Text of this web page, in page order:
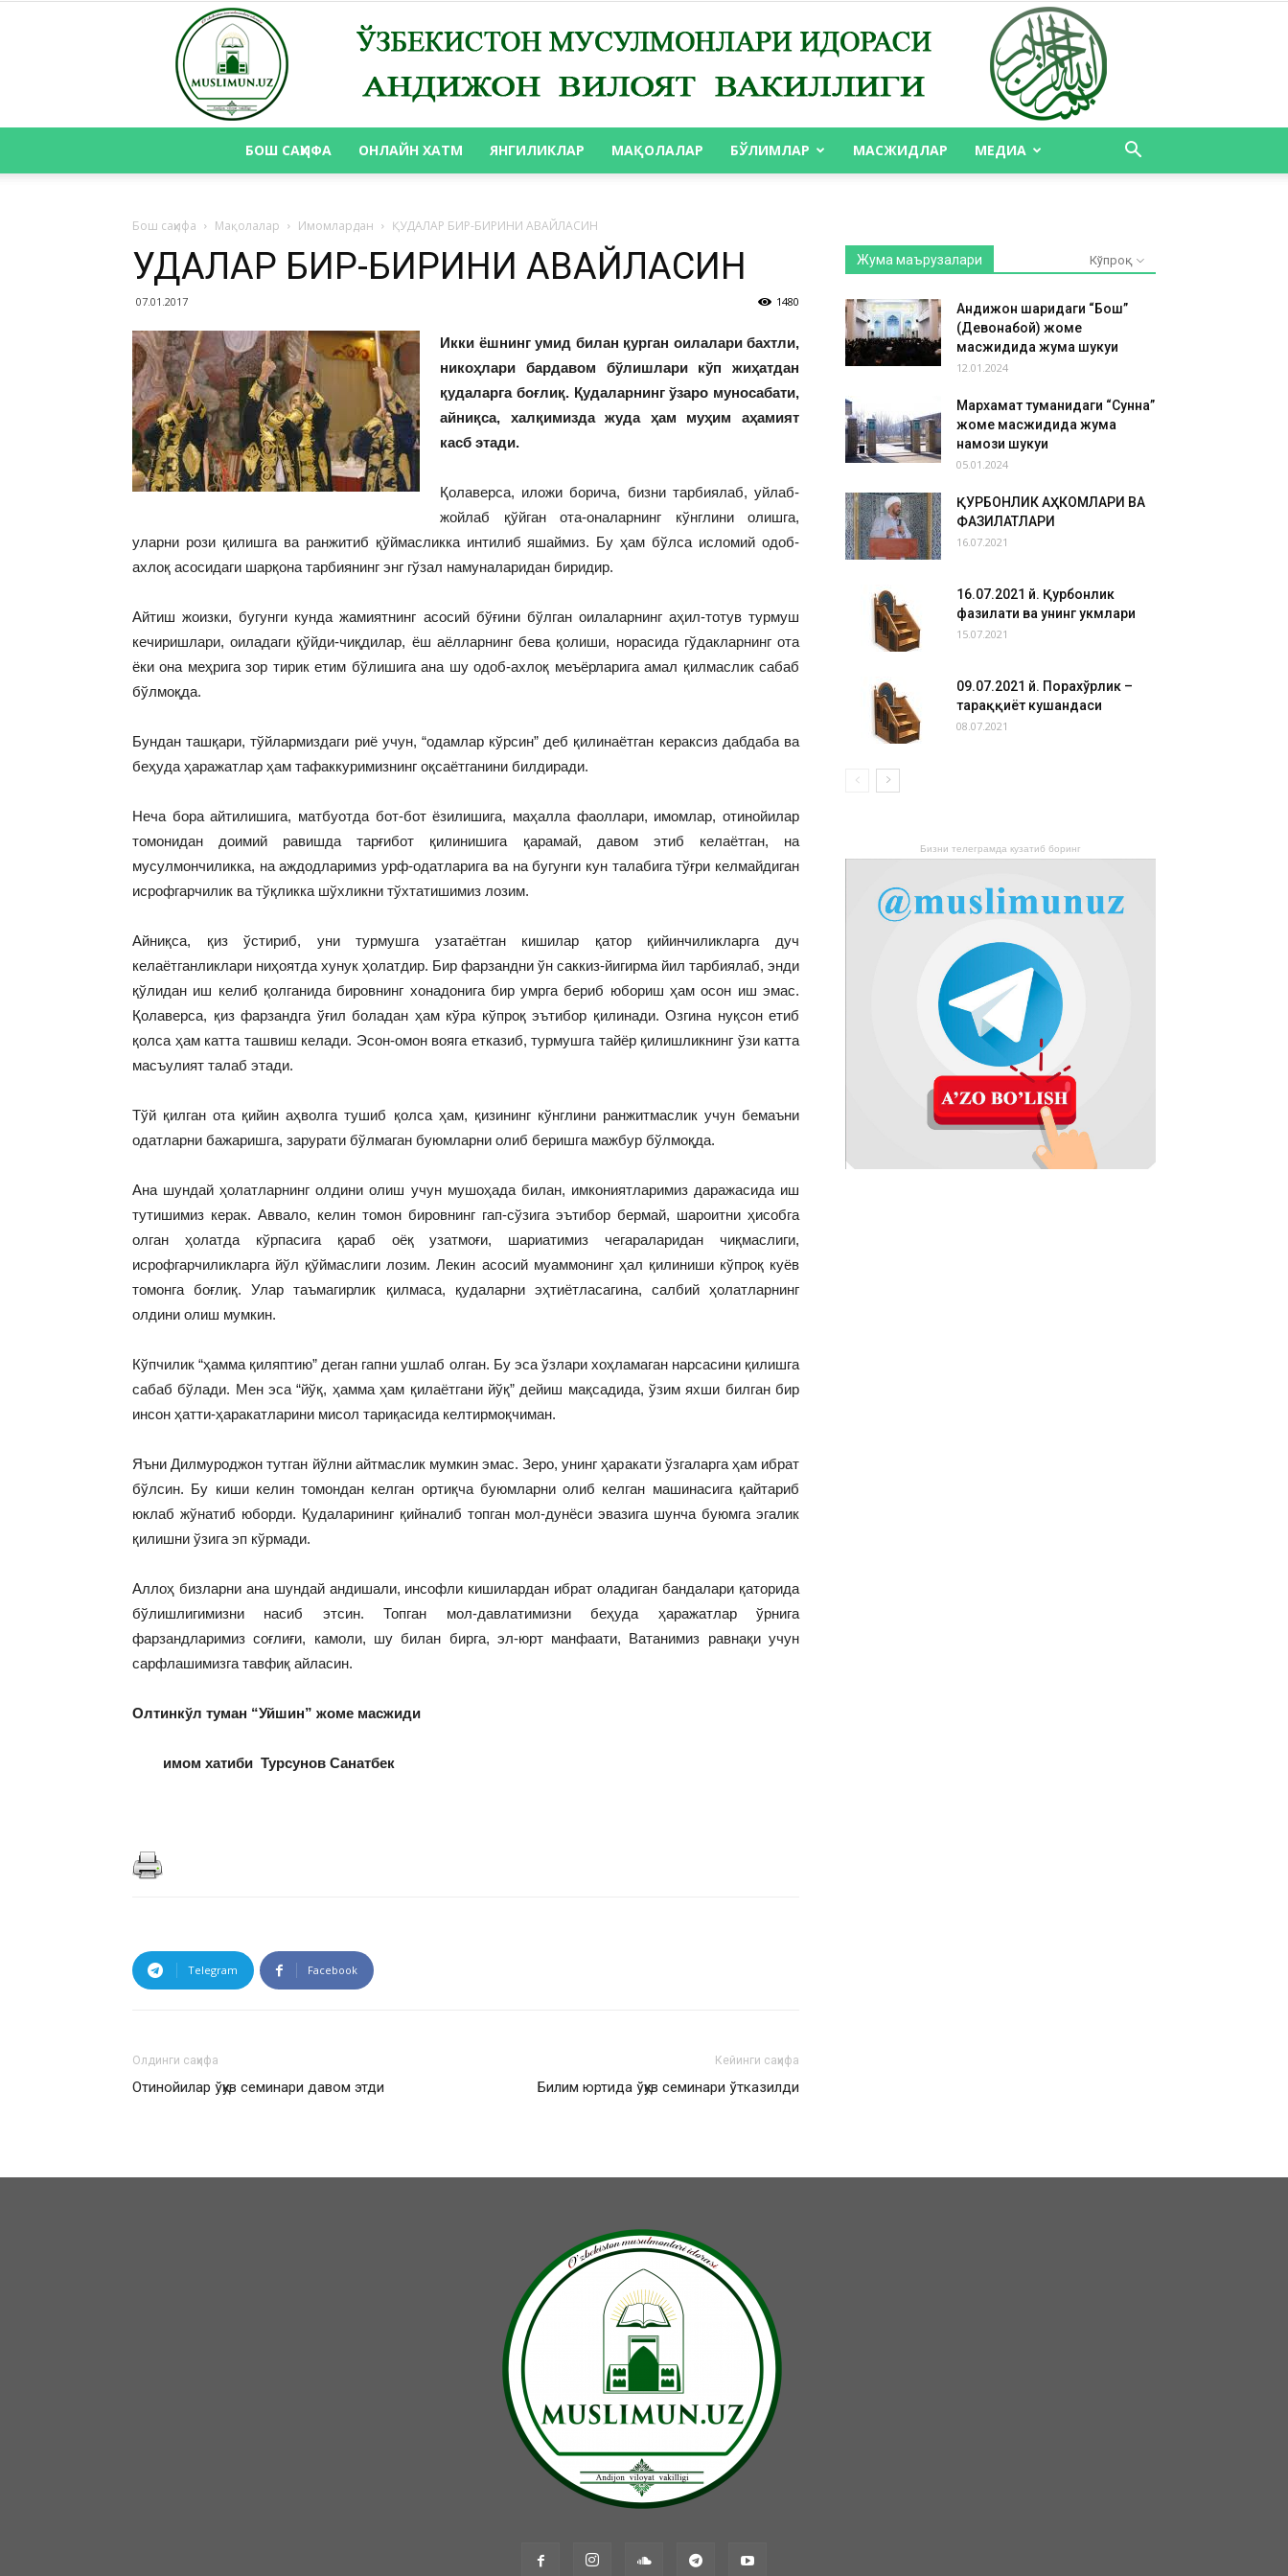
БОШ САҲИФА ОНЛАЙН ХАТМ ЯНГИЛИКЛАР МАҚОЛАЛАР БЎЛИМЛАР МАСЖИДЛАР МЕДИА
Бош саҳифа Мақолалар Имомлардан ҚУДАЛАР БИР-БИРИНИ АВАЙЛАСИН
ҚУДАЛАР БИР-БИРИНИ АВАЙЛАСИН
07.01.2017 1480
Икки ёшнинг умид билан қурган оилалари бахтли,
никоҳлари бардавом бўлишлари кўп жиҳатдан
қудаларга боғлиқ. Қудаларнинг ўзаро муносабати,
айниқса, халқимизда жуда ҳам муҳим аҳамият
касб этади.
Қолаверса, иложи борича, бизни тарбиялаб, уйлаб-
жойлаб қўйган ота-оналарнинг кўнглини олишга,
уларни рози қилишга ва ранжитиб қўймасликка интилиб яшаймиз. Бу ҳам бўлса исломий одоб-
ахлоқ асосидаги шарқона тарбиянинг энг гўзал намуналаридан биридир.
Айтиш жоизки, бугунги кунда жамиятнинг асосий бўғини бўлган оилаларнинг аҳил-тотув турмуш
кечиришлари, оиладаги қўйди-чиқдилар, ёш аёлларнинг бева қолиши, норасида гўдакларнинг ота
ёки она меҳрига зор тирик етим бўлишига ана шу одоб-ахлоқ меъёрларига амал қилмаслик сабаб
бўлмоқда.
Бундан ташқари, тўйлармиздаги риё учун, “одамлар кўрсин” деб қилинаётган кераксиз дабдаба ва
беҳуда ҳаражатлар ҳам тафаккуримизнинг оқсаётганини билдиради.
Неча бора айтилишига, матбуотда бот-бот ёзилишига, маҳалла фаоллари, имомлар, отинойилар
томонидан доимий равишда тарғибот қилинишига қарамай, давом этиб келаётган, на
мусулмончиликка, на аждодларимиз урф-одатларига ва на бугунги кун талабига тўғри келмайдиган
исрофгарчилик ва тўқликка шўхликни тўхтатишимиз лозим.
Айниқса, қиз ўстириб, уни турмушга узатаётган кишилар қатор қийинчиликларга дуч
келаётганликлари ниҳоятда хунук ҳолатдир. Бир фарзандни ўн саккиз-йигирма йил тарбиялаб, энди
қўлидан иш келиб қолганида бировнинг хонадонига бир умрга бериб юбориш ҳам осон иш эмас.
Қолаверса, қиз фарзандга ўғил боладан ҳам кўра кўпроқ эътибор қилинади. Озгина нуқсон етиб
қолса ҳам катта ташвиш келади. Эсон-омон вояга етказиб, турмушга тайёр қилишликнинг ўзи катта
масъулият талаб эта­ди.
Тўй қилган ота қийин аҳволга тушиб қолса ҳам, қизининг кўнглини ранжитмаслик учун бемаъни
одатларни бажаришга, зарурати бўлмаган буюмларни олиб беришга мажбур бўлмоқда.
Ана шундай ҳолатларнинг олдини олиш учун мушоҳада билан, имкониятларимиз даражасида иш
тутишимиз керак. Аввало, келин томон бировнинг гап-сўзига эътибор бермай, шароитни ҳисобга
олган ҳолатда кўрпасига қараб оёқ узатмоғи, шариатимиз чегараларидан чиқмаслиги,
исрофгарчиликларга йўл қўймаслиги лозим. Лекин асосий муаммонинг ҳал қилиниши кўпроқ куёв
томонга боғлиқ. Улар таъмагирлик қилмаса, қудаларни эҳтиётласагина, салбий ҳолатларнинг
олдини олиш мумкин.
Кўпчилик “ҳамма қиляптию” деган гапни ушлаб олган. Бу эса ўзлари хоҳламаган нарсасини қилишга
сабаб бўлади. Мен эса “йўқ, ҳамма ҳам қилаётгани йўқ” дейиш мақсадида, ўзим яхши билган бир
инсон ҳатти-ҳаракатларини мисол тариқасида келтирмоқчиман.
Яъни Дилмуроджон тутган йўлни айтмаслик мумкин эмас. Зеро, унинг ҳаракати ўзгаларга ҳам ибрат
бўлсин. Бу киши келин томондан келган ортиқча буюмларни олиб келган машинасига қайтариб
юклаб жўнатиб юборди. Қудаларининг қийналиб топган мол-дунёси эвазига шунча буюмга эгалик
қилишни ўзига эп кўрмади.
Аллоҳ бизларни ана шундай андишали, инсофли кишилардан ибрат оладиган бандалари қаторида
бўлишлигимизни насиб этсин. Топган мол-давлатимизни беҳуда ҳаражатлар ўрнига
фарзандларимиз соғлиғи, камоли, шу билан бирга, эл-юрт манфаати, Ватанимиз равнақи учун
сарфлашимизга тавфиқ айласин.
Олтинкўл туман “Уйшин” жоме масжиди
имом хатиби Турсунов Санатбек
Telegram Facebook
Олдинги саҳифа
Отинойилар ўқув семинари давом этди
Кейинги саҳифа
Билим юртида ўқув семинари ўтказилди
Жума маърузалари Кўпроқ
Андижон шаҳридаги “Бош”
(Девонабой) жоме
масжидида жума шукуҳи
12.01.2024
Мархамат туманидаги “Сунна”
жоме масжидида жума
намози шукуҳи
05.01.2024
ҚУРБОНЛИК АҲКОМЛАРИ ВА
ФАЗИЛАТЛАРИ
16.07.2021
16.07.2021 й. Қурбонлик
фазилати ва унинг ҳукмлари
15.07.2021
09.07.2021 й. Порахўрлик –
тараққиёт кушандаси
08.07.2021
Бизни телеграмда кузатиб боринг